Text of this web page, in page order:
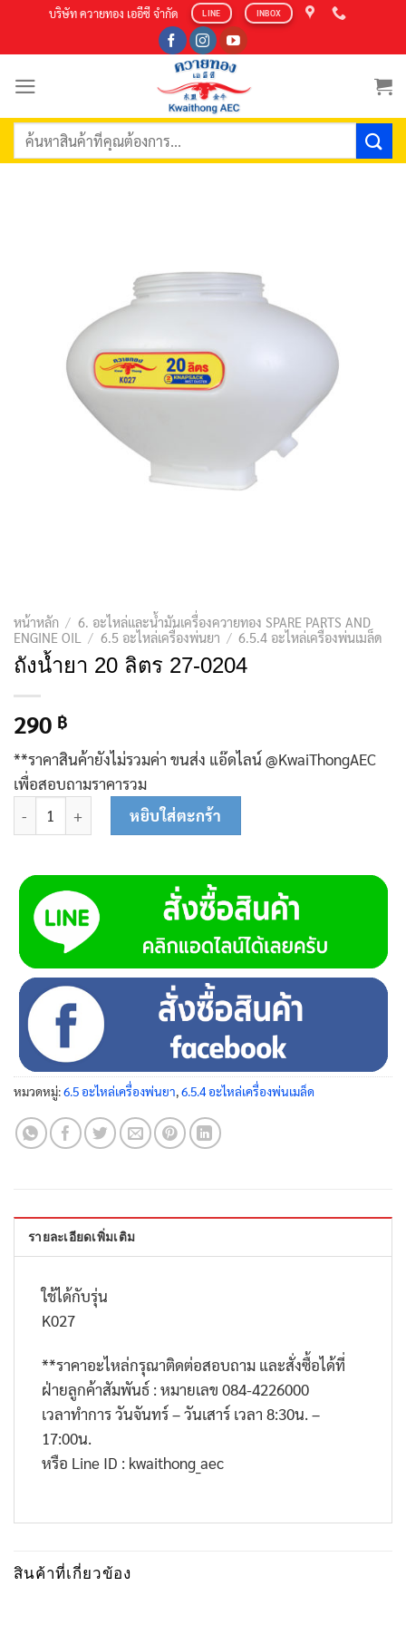
content
บริษัท ควายทอง เออีซี จำกัด LINE INBOX
ค้นหา:
หน้าหลัก / 6. อะไหล่และน้ำมันเครื่องควายทอง SPARE PARTS AND
ENGINE OIL
/ 6.5 อะไหล่เครื่องพ่นยา / 6.5.4 อะไหล่เครื่องพ่นเมล็ด
ถังน้ำยา 20 ลิตร 27-0204
290 ฿
**ราคาสินค้ายังไม่รวมค่า ขนส่ง แอ๊ดไลน์ @KwaiThongAEC
เพื่อสอบถามราคารวม
จำนวน ถังน้ำยา 20 ลิตร 27-0204 ชิ้น
หยิบใส่ตะกร้า
หมวดหมู่:6.5 อะไหล่เครื่องพ่นยา 6.5.4 อะไหล่เครื่องพ่นเมล็ด
รายละเอียดเพิ่มเติม
ใช้ได้กับรุ่น
K027
**ราคาอะไหล่กรุณาติดต่อสอบถาม และสั่งซื้อได้ที่
ฝ่ายลูกค้าสัมพันธ์ : หมายเลข 084-4226000
เวลาทำการ วันจันทร์ – วันเสาร์ เวลา 8:30น. –
17:00น.
หรือ Line ID : kwaithong_aec
สินค้าที่เกี่ยวข้อง